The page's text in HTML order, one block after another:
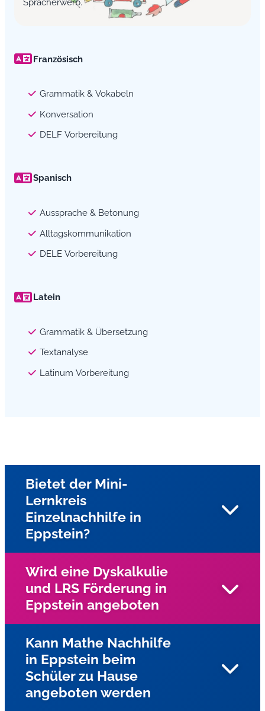
Spracherwerb.
Französisch
Grammatik & Vokabeln
Konversation
DELF Vorbereitung
Spanisch
Aussprache & Betonung
Alltagskommunikation
DELE Vorbereitung
Latein
Grammatik & Übersetzung
Textanalyse
Latinum Vorbereitung
Bietet der Mini-
Lernkreis
Einzelnachhilfe in
Eppstein?
Ja, unsere Nachhilfe in Eppstein und Umgebung bieten
wir Einzelnachhilfe beim Schüler zu Hause an
Wird eine Dyskalkulie
und LRS Förderung in
Eppstein angeboten
Ja, für Kinder und Jugendliche mit Lese-
Rechtschreibschwäche (LRS) und Dyskalkulie wird
Einzelunterricht in Eppstein mit speziellen
Förderprogrammen des Lernservers angeboten. In der
Kann Mathe Nachhilfe
in Eppstein beim
Schüler zu Hause
angeboten werden